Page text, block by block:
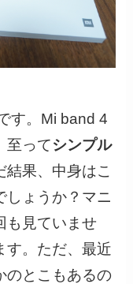
す。Mi band 4
至ってシンプル
果、中身はこ
しょうか？マニ
も見ていませ
す。ただ、最近
のとこもあるの